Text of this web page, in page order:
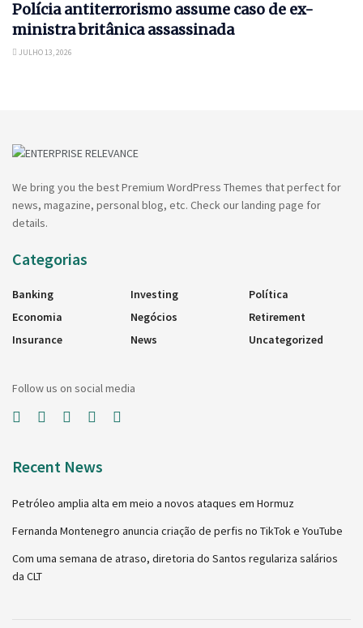
Polícia antiterrorismo assume caso de ex-
ministra britânica assassinada
JULHO 13, 2026
We bring you the best Premium WordPress Themes that perfect for
news, magazine, personal blog, etc. Check our landing page for
details.
Categorias
Banking
Economia
Insurance
Investing
Negócios
News
Política
Retirement
Uncategorized
Follow us on social media
Recent News
Petróleo amplia alta em meio a novos ataques em Hormuz
Fernanda Montenegro anuncia criação de perfis no TikTok e YouTube
Com uma semana de atraso, diretoria do Santos regulariza salários
da CLT